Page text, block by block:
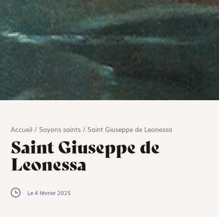
Accueil / Soyons saints / Saint Giuseppe de Leonessa
Saint Giuseppe de
Leonessa
Le 4 février 2025